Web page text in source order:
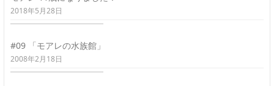
2018年5月28日
#09 「モアレの水族館」
2008年2月18日